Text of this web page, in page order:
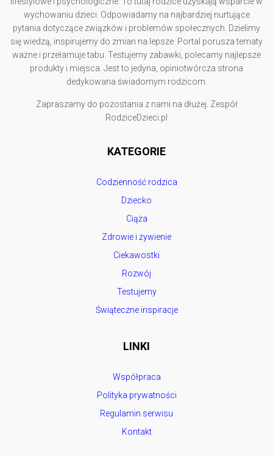
wychowaniu dzieci. Odpowiadamy na najbardziej nurtujące
pytania dotyczące związków i problemów społecznych. Dzielimy
się wiedzą, inspirujemy do zmian na lepsze. Portal porusza tematy
ważne i przełamuje tabu. Testujemy zabawki, polecamy najlepsze
produkty i miejsca. Jest to jedyna, opiniotwórcza strona
dedykowana świadomym rodzicom.
Zapraszamy do pozostania z nami na dłużej. Zespół
RodziceDzieci.pl
KATEGORIE
Codzienność rodzica
Dziecko
Ciąża
Zdrowie i żywienie
Ciekawostki
Rozwój
Testujemy
Świąteczne inspiracje
LINKI
Współpraca
Polityka prywatności
Regulamin serwisu
Kontakt